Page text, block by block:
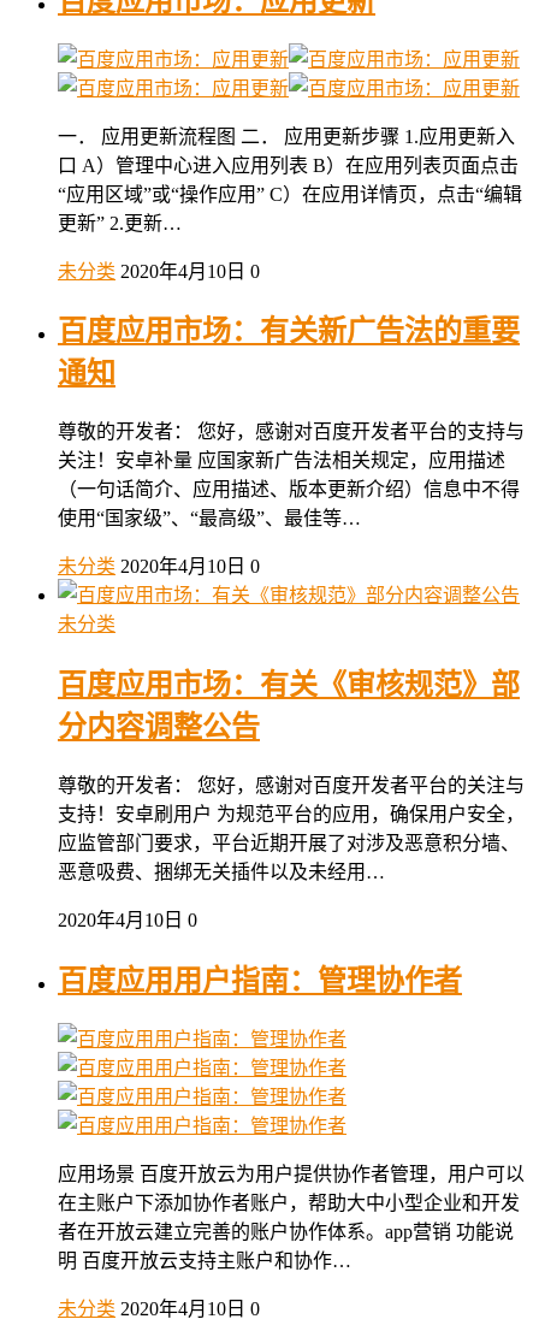
一． 应用更新流程图 二． 应用更新步骤 1.应用更新入
口 A）管理中心进入应用列表 B）在应用列表页面点击
“应用区域”或“操作应用” C）在应用详情页，点击“编辑
更新” 2.更新…
未分类 2020年4月10日 0
百度应用市场：有关新广告法的重要
通知
尊敬的开发者： 您好，感谢对百度开发者平台的支持与
关注！安卓补量 应国家新广告法相关规定，应用描述
（一句话简介、应用描述、版本更新介绍）信息中不得
使用“国家级”、“最高级”、最佳等…
未分类 2020年4月10日 0
未分类
百度应用市场：有关《审核规范》部
分内容调整公告
尊敬的开发者： 您好，感谢对百度开发者平台的关注与
支持！安卓刷用户 为规范平台的应用，确保用户安全，
应监管部门要求，平台近期开展了对涉及恶意积分墙、
恶意吸费、捆绑无关插件以及未经用…
2020年4月10日 0
百度应用用户指南：管理协作者
应用场景 百度开放云为用户提供协作者管理，用户可以
在主账户下添加协作者账户，帮助大中小型企业和开发
者在开放云建立完善的账户协作体系。app营销 功能说
明 百度开放云支持主账户和协作…
未分类 2020年4月10日 0